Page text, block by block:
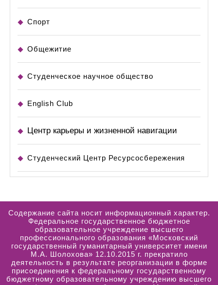
Спорт
Общежитие
Студенческое научное общество
English Club
Центр карьеры и жизненной навигации
Студенческий Центр Ресурсосбережения
Содержание сайта носит информационный характер.
Федеральное государственное бюджетное
образовательное учреждение высшего
профессионального образования «Московский
государственный гуманитарный университет имени
М.А. Шолохова» 12.10.2015 г. прекратило
деятельность в результате реорганизации в форме
присоединения к федеральному государственному
бюджетному образовательному учреждению высшего